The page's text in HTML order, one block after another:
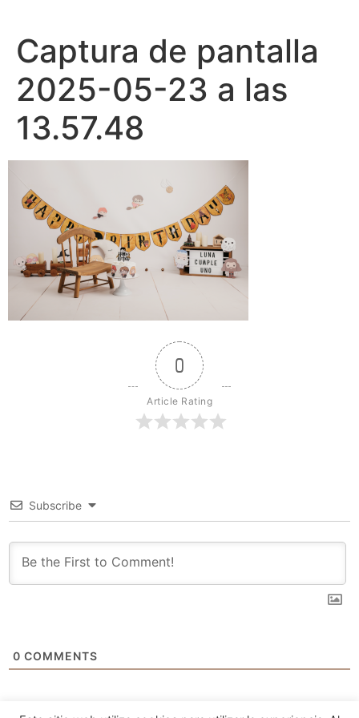
contenido
Captura de pantalla
2025-05-23 a las
13.57.48
0
Article Rating
Subscribe
0 COMMENTS